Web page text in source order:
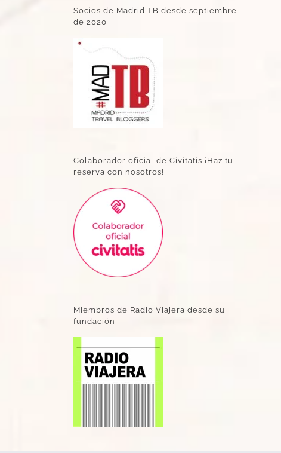
Socios de Madrid TB desde septiembre
de 2020
Colaborador oficial de Civitatis ¡Haz tu
reserva con nosotros!
Miembros de Radio Viajera desde su
fundación